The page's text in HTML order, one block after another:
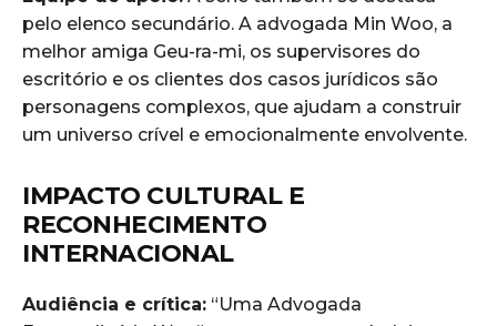
pelo elenco secundário. A advogada Min Woo, a
melhor amiga Geu-ra-mi, os supervisores do
escritório e os clientes dos casos jurídicos são
personagens complexos, que ajudam a construir
um universo crível e emocionalmente envolvente.
IMPACTO CULTURAL E
RECONHECIMENTO
INTERNACIONAL
Audiência e crítica: “Uma Advogada